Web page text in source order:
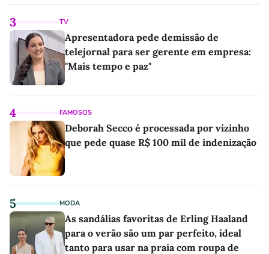
3 TV
Apresentadora pede demissão de
telejornal para ser gerente em empresa:
"Mais tempo e paz"
4 FAMOSOS
Deborah Secco é processada por vizinho
que pede quase R$ 100 mil de indenização
5 MODA
As sandálias favoritas de Erling Haaland
para o verão são um par perfeito, ideal
tanto para usar na praia com roupa de